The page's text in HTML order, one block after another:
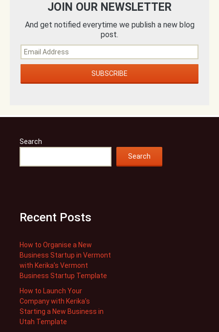
JOIN OUR NEWSLETTER
And get notified everytime we publish a new blog
post.
Search
Search
Recent Posts
How to Organise a New
Business Startup in Vermont
with Kerika’s Vermont
Business Startup Template
How to Launch Your
Company with Kerika’s
Starting a New Business in
Utah Template